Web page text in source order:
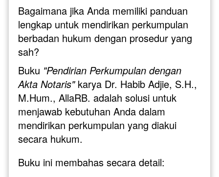
Bagaimana jika Anda memiliki panduan
lengkap untuk mendirikan perkumpulan
berbadan hukum dengan prosedur yang
sah?
Buku "Pendirian Perkumpulan dengan
Akta Notaris" karya Dr. Habib Adjie, S.H.,
M.Hum., AllaRB. adalah solusi untuk
menjawab kebutuhan Anda dalam
mendirikan perkumpulan yang diakui
secara hukum.
Buku ini membahas secara detail: